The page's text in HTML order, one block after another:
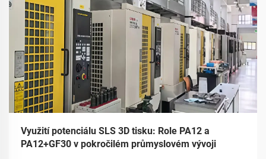
Využití potenciálu SLS 3D tisku: Role PA12 a
PA12+GF30 v pokročilém průmyslovém vývoji